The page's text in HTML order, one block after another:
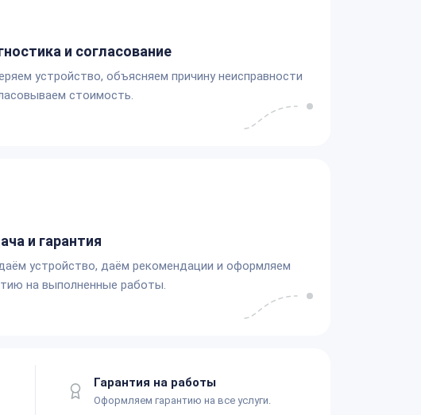
и согласование
устройство, объясняем причину неисправности
стоимость.
и гарантия
устройство, даём рекомендации и оформляем
на выполненные работы.
Гарантия на работы
Оформляем гарантию на все услуги.